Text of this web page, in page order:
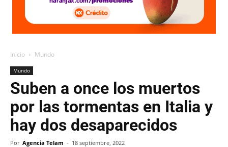
Inicio Mundo
Mundo
Suben a once los muertos
por las tormentas en Italia y
hay dos desaparecidos
Por Agencia Telam - 18 septiembre, 2022